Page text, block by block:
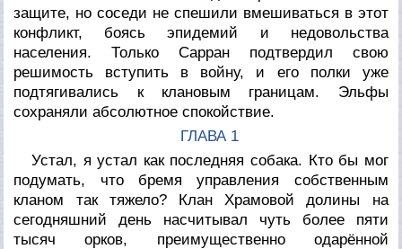
защите, но соседи не спешили вмешиваться в этот
конфликт, боясь эпидемий и недовольства
населения. Только Сарран подтвердил свою
решимость вступить в войну, и его полки уже
подтягивались к клановым границам. Эльфы
сохраняли абсолютное спокойствие.
ГЛАВА 1
Устал, я устал как последняя собака. Кто бы мог
подумать, что бремя управления собственным
кланом так тяжело? Клан Храмовой долины на
сегодняшний день насчитывал чуть более пяти
тысяч орков, преимущественно одарённой